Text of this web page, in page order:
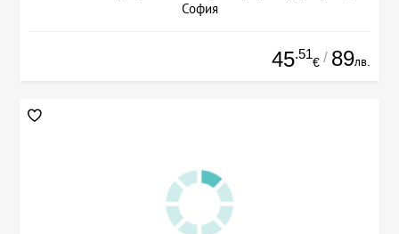
София
45.51
€ / 89лв.